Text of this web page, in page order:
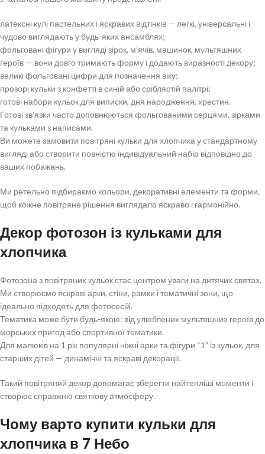
латексні кулі пастельних і яскравих відтінків — легкі, універсальні і
чудово виглядають у будь-яких ансамблях;
фольговані фігури у вигляді зірок, м’ячів, машинок, мультяшних
героїв — вони довго тримають форму і додають виразності декору;
великі фольговані цифри для позначення віку;
прозорі кульки з конфетті в синій або сріблястій палітрі;
готові набори кульок для виписки, дня народження, хрестин.
Готові зв’язки часто доповнюються фольгованими серцями, зірками
та кульками з написами.
Ви можете замовити повітряні кульки для хлопчика у стандартному
вигляді або створити повністю індивідуальний набір відповідно до
ваших побажань.
Ми ретельно підбираємо кольори, декоративні елементи та форми,
щоб кожне повітряне рішення виглядало яскраво і гармонійно.
Декор фотозон із кульками для
хлопчика
Фотозона з повітряних кульок стає центром уваги на дитячих святах.
Ми створюємо яскраві арки, стіни, рамки і тематичні зони, що
ідеально підходять для фотосесій.
Тематика може бути будь-якою: від улюблених мультяшних героїв до
морських пригод або спортивної тематики.
Для малюків на 1 рік популярні ніжні арки та фігури “1” із кульок, для
старших дітей — динамічні та яскраві декорації.
Такий повітряний декор допомагає зберегти найтепліші моменти і
створює справжню святкову атмосферу.
Чому варто купити кульки для
хлопчика в 7 Небо